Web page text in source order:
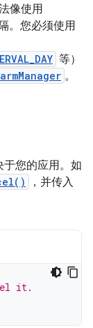
像使用
。您必须使用
等）
。
您的应用。如
，并传入
it.